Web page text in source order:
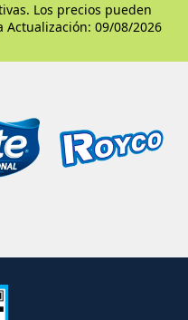
Los precios pueden
09/08/2026